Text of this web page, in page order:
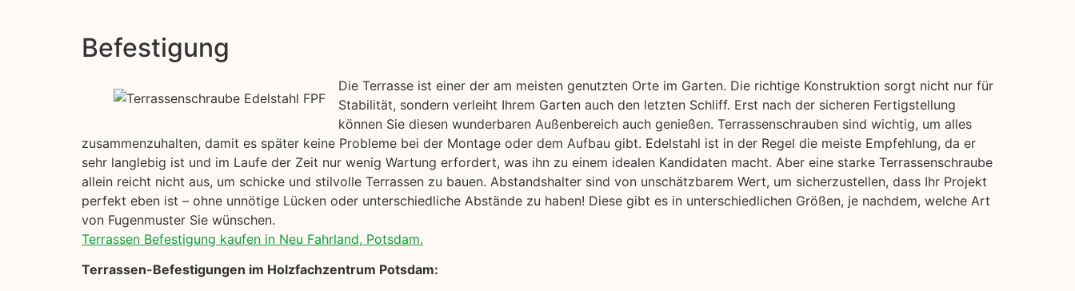
Befestigung
Die Terrasse ist einer der am meisten genutzten Orte im Garten. Die richtige Konstruktion sorgt nicht nur für
Stabilität, sondern verleiht Ihrem Garten auch den letzten Schliff. Erst nach der sicheren Fertigstellung
können Sie diesen wunderbaren Außenbereich auch genießen. Terrassenschrauben sind wichtig, um alles
zusammenzuhalten, damit es später keine Probleme bei der Montage oder dem Aufbau gibt. Edelstahl ist in der Regel die meiste Empfehlung, da er
sehr langlebig ist und im Laufe der Zeit nur wenig Wartung erfordert, was ihn zu einem idealen Kandidaten macht. Aber eine starke Terrassenschraube
allein reicht nicht aus, um schicke und stilvolle Terrassen zu bauen. Abstandshalter sind von unschätzbarem Wert, um sicherzustellen, dass Ihr Projekt
perfekt eben ist – ohne unnötige Lücken oder unterschiedliche Abstände zu haben! Diese gibt es in unterschiedlichen Größen, je nachdem, welche Art
von Fugenmuster Sie wünschen.
Terrassen Befestigung kaufen in Neu Fahrland, Potsdam.
Terrassen-Befestigungen im Holzfachzentrum Potsdam: